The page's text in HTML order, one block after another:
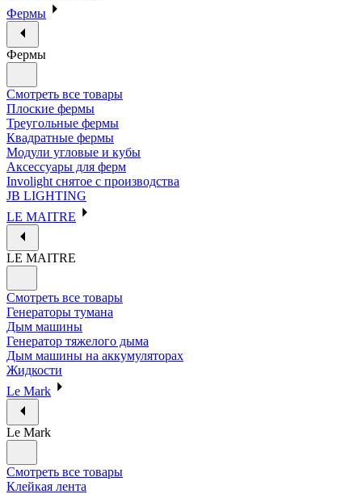
Фермы
Фермы
Смотреть все товары
Плоские фермы
Треугольные фермы
Квадратные фермы
Модули угловые и кубы
Аксессуары для ферм
Involight снятое с производства
JB LIGHTING
LE MAITRE
LE MAITRE
Смотреть все товары
Генераторы тумана
Дым машины
Генератор тяжелого дыма
Дым машины на аккумуляторах
Жидкости
Le Mark
Le Mark
Смотреть все товары
Клейкая лента